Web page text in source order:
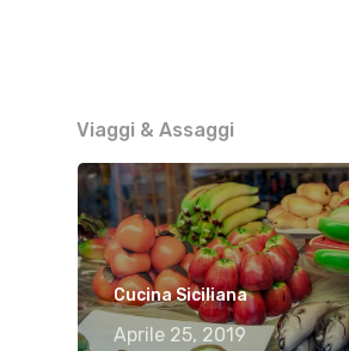
Viaggi & Assaggi
Cucina Siciliana
Aprile 25, 2019